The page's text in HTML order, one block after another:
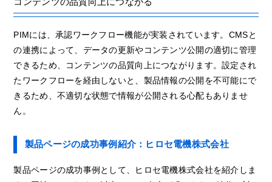
PIMには、承認ワークフロー機能が実装されています。CMSと
の連携によって、データの更新やコンテンツ公開の適切に管理
できるため、コンテンツの品質向上につながります。設定され
たワークフローを経由しないと、製品情報の公開を不可能にで
きるため、不適切な状態で情報が公開される心配もありませ
ん。
製品ページの成功事例紹介：ヒロセ電機株式会社
製品ページの成功事例として、ヒロセ電機株式会社を紹介しま